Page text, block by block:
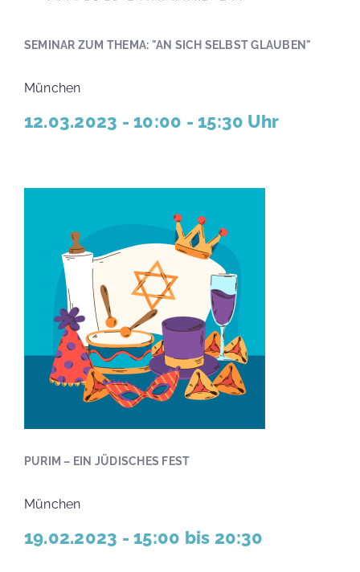
SEMINAR ZUM THEMA: "AN SICH SELBST GLAUBEN"
München
12.03.2023 - 10:00 - 15:30 Uhr
PURIM – EIN JÜDISCHES FEST
München
19.02.2023 - 15:00 bis 20:30